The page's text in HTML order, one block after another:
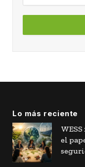
Lo más reciente
el